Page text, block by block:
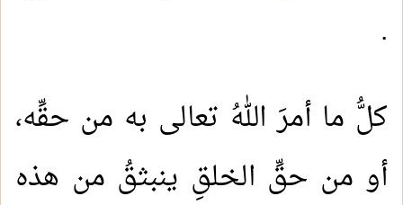
.
كلُّ ما أمرَ اللهُ تعالى به من حقِّه،
أو من حقِّ الخلقِ ينبثقُ من هذه